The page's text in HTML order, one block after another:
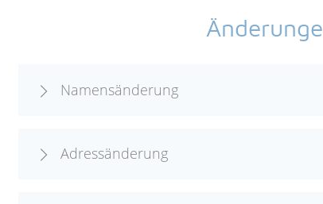
Namensänderung
Adressänderung